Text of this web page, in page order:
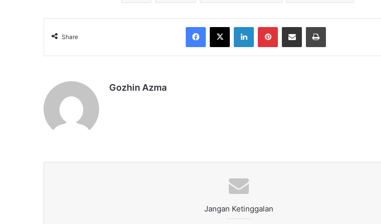
Share
Facebook
X LinkedInPinterestShare via Email Print
Gozhin Azma
Jangan Ketinggalan